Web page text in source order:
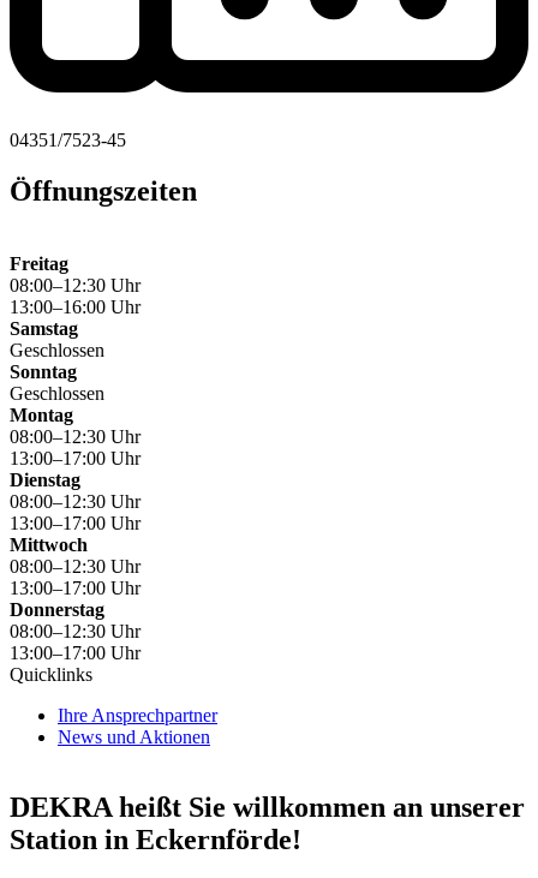
04351/7523-45
Öffnungszeiten
Freitag
08:00–12:30 Uhr
13:00–16:00 Uhr
Samstag
Geschlossen
Sonntag
Geschlossen
Montag
08:00–12:30 Uhr
13:00–17:00 Uhr
Dienstag
08:00–12:30 Uhr
13:00–17:00 Uhr
Mittwoch
08:00–12:30 Uhr
13:00–17:00 Uhr
Donnerstag
08:00–12:30 Uhr
13:00–17:00 Uhr
Quicklinks
Ihre Ansprechpartner
News und Aktionen
DEKRA heißt Sie willkommen an unserer
Station in Eckernförde!